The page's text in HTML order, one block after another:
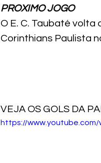
PROXIMO JOGO
O E. C. Taubaté
Corinthians Paulista
VEJA OS GOLS DA
https://www.youtube.com/